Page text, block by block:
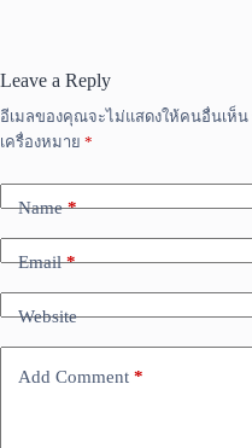
Leave a Reply
อีเมลของคุณจะไม่แสดงให้คนอื่นเห็น
เครื่องหมาย *
Name*
Email*
Website
Add Comment *